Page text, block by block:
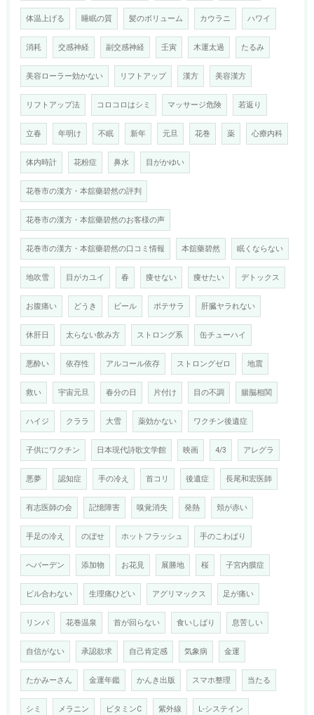
体温上げる 睡眠の質 髪のボリューム カウラニ ハワイ
消耗 交感神経 副交感神経 壬寅 木運太過 たるみ
美容ローラー効かない リフトアップ 漢方 美容漢方
リフトアップ法 コロコロはシミ マッサージ危険 若返り
立春 年明け 不眠 新年 元旦 花巻 薬 心療内科
体内時計 花粉症 鼻水 目がかゆい
花巻市の漢方・本舘藥碧然の評判
花巻市の漢方・本舘藥碧然のお客様の声
花巻市の漢方・本舘藥碧然の口コミ情報 本舘藥碧然 眠くならない
地吹雪 目がカユイ 春 痩せない 痩せたい デトックス
お腹痛い どうき ビール ポテサラ 肝臓ヤラれない
休肝日 太らない飲み方 ストロング系 缶チューハイ
悪酔い 依存性 アルコール依存 ストロングゼロ 地震
救い 宇宙元旦 春分の日 片付け 目の不調 腸脳相関
ハイジ クララ 大雪 薬効かない ワクチン後遺症
子供にワクチン 日本現代詩歌文学館 映画 4/3 アレグラ
悪夢 認知症 手の冷え 首コリ 後遺症 長尾和宏医師
有志医師の会 記憶障害 嗅覚消失 発熱 頬が赤い
手足の冷え のぼせ ホットフラッシュ 手のこわばり
へバーデン 添加物 お花見 展勝地 桜 子宮内膜症
ピル合わない 生理痛ひどい アグリマックス 足が痛い
リンパ 花巻温泉 首が回らない 食いしばり 息苦しい
自信がない 承認欲求 自己肯定感 気象病 金運
たかみーさん 金運年鑑 かんき出版 スマホ整理 当たる
シミ メラニン ビタミンC 紫外線 L-システイン